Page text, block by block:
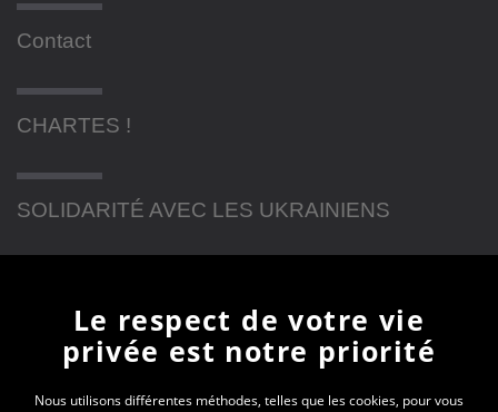
Contact
CHARTES !
SOLIDARITÉ AVEC LES UKRAINIENS
Newsletter
En vous inscrivant à la newsletter, vous recevrez
toutes les actualités des PEP 74
Le respect de votre vie
privée est notre priorité
Nous utilisons différentes méthodes, telles que les cookies, pour vous